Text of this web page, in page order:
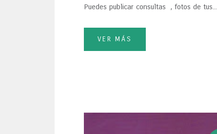
Puedes publicar consultas , fotos de tus...
VER MÁS